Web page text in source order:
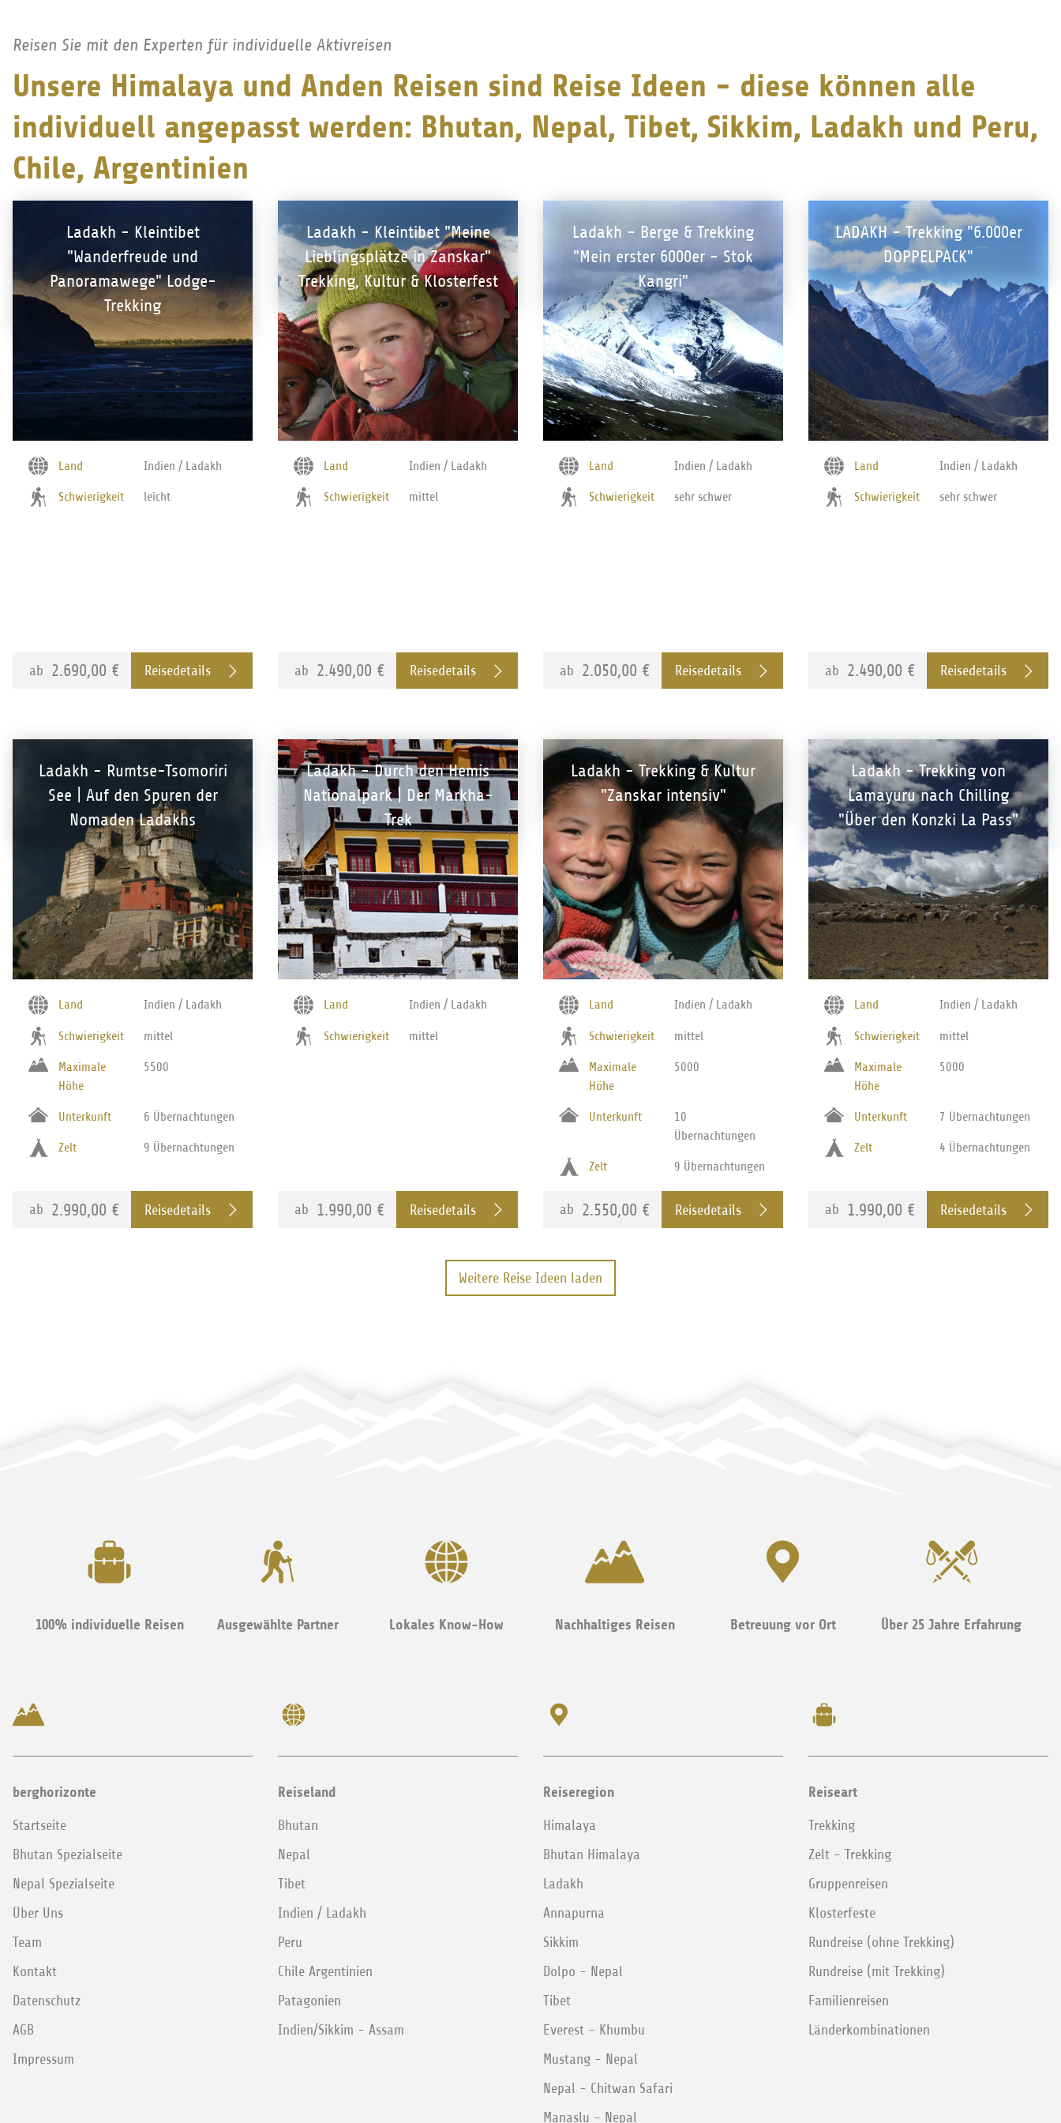
Reisen Sie mit den Experten für individuelle Aktivreisen
Unsere Himalaya und Anden Reisen sind Reise Ideen - diese können alle
individuell angepasst werden: Bhutan, Nepal, Tibet, Sikkim, Ladakh und Peru,
Chile, Argentinien
Ladakh - Kleintibet
"Wanderfreude und
Panoramawege" Lodge-
Trekking
Land Indien / Ladakh
Schwierigkeit leicht
ab 2.690,00 € Reisedetails
Ladakh - Kleintibet "Meine
Lieblingsplätze in Zanskar"
Trekking, Kultur & Klosterfest
Land Indien / Ladakh
Schwierigkeit mittel
ab 2.490,00 € Reisedetails
Ladakh - Berge & Trekking
"Mein erster 6000er - Stok
Kangri"
Land Indien / Ladakh
Schwierigkeit sehr schwer
ab 2.050,00 € Reisedetails
LADAKH - Trekking "6.000er
DOPPELPACK"
Land Indien / Ladakh
Schwierigkeit sehr schwer
ab 2.490,00 € Reisedetails
Ladakh - Rumtse-Tsomoriri
See | Auf den Spuren der
Nomaden Ladakhs
Land Indien / Ladakh
Schwierigkeit mittel
Maximale
Höhe
5500
Unterkunft 6 Übernachtungen
Zelt 9 Übernachtungen
ab 2.990,00 € Reisedetails
Ladakh - Durch den Hemis
Nationalpark | Der Markha-
Trek
Land Indien / Ladakh
Schwierigkeit mittel
ab 1.990,00 € Reisedetails
Ladakh - Trekking & Kultur
"Zanskar intensiv"
Land Indien / Ladakh
Schwierigkeit mittel
Maximale
Höhe
5000
Unterkunft
10
Übernachtungen
Zelt 9 Übernachtungen
ab 2.550,00 € Reisedetails
Ladakh - Trekking von
Lamayuru nach Chilling
"Über den Konzki La Pass"
Land Indien / Ladakh
Schwierigkeit mittel
Maximale
Höhe
5000
Unterkunft 7 Übernachtungen
Zelt 4 Übernachtungen
ab 1.990,00 € Reisedetails
Weitere Reise Ideen laden
100% individuelle Reisen Ausgewählte Partner Lokales Know-How Nachhaltiges Reisen Betreuung vor Ort Über 25 Jahre Erfahrung
berghorizonte
Startseite
Bhutan Spezialseite
Nepal Spezialseite
Über Uns
Team
Kontakt
Datenschutz
AGB
Impressum
Reiseland
Bhutan
Nepal
Tibet
Indien / Ladakh
Peru
Chile Argentinien
Patagonien
Indien/Sikkim - Assam
Reiseregion
Himalaya
Bhutan Himalaya
Ladakh
Annapurna
Sikkim
Dolpo - Nepal
Tibet
Everest - Khumbu
Mustang - Nepal
Nepal - Chitwan Safari
Manaslu - Nepal
Reiseart
Trekking
Zelt - Trekking
Gruppenreisen
Klosterfeste
Rundreise (ohne Trekking)
Rundreise (mit Trekking)
Familienreisen
Länderkombinationen